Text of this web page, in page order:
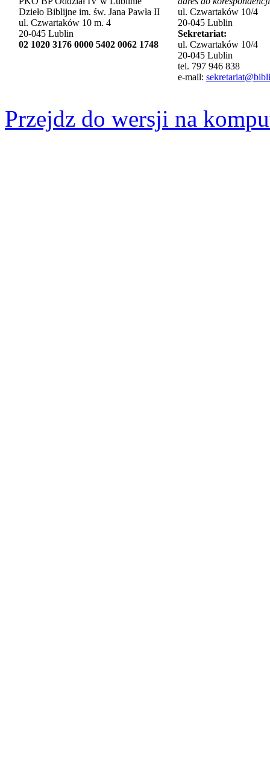
Dzieło Biblijne im. św. Jana Pawła II
ul. Czwartaków 10 m. 4
20-045 Lublin
02 1020 3176 0000 5402 0062 1748
ul. Czwartaków 10/4
20-045 Lublin
Sekretariat:
ul. Czwartaków 10/4
20-045 Lublin
tel. 797 946 838
e-mail:
Przejdz do wersji na